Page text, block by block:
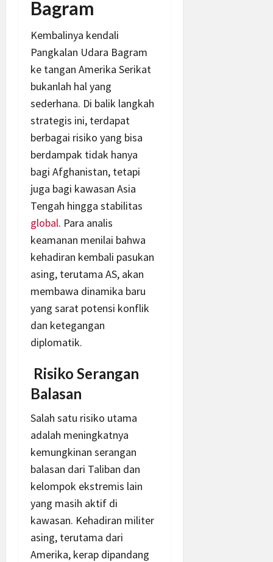
Bagram
Kembalinya kendali
Pangkalan Udara Bagram
ke tangan Amerika Serikat
bukanlah hal yang
sederhana. Di balik langkah
strategis ini, terdapat
berbagai risiko yang bisa
berdampak tidak hanya
bagi Afghanistan, tetapi
juga bagi kawasan Asia
Tengah hingga stabilitas
global. Para analis
keamanan menilai bahwa
kehadiran kembali pasukan
asing, terutama AS, akan
membawa dinamika baru
yang sarat potensi konflik
dan ketegangan
diplomatik.
Risiko Serangan
Balasan
Salah satu risiko utama
adalah meningkatnya
kemungkinan serangan
balasan dari Taliban dan
kelompok ekstremis lain
yang masih aktif di
kawasan. Kehadiran militer
asing, terutama dari
Amerika, kerap dipandang